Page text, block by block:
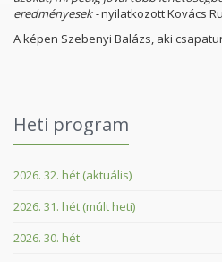
eredményesek -nyilatkozott Kovács
A képen Szebenyi Balázs, aki
Heti program
2026. 32. hét (aktuális)
2026. 31. hét (múlt heti)
2026. 30. hét